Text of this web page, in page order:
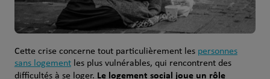
Cette crise concerne tout particulièrement les personnes
sans logementles plus vulnérables, qui rencontrent des
difficultés à se loger. Le logement social joue un rôle